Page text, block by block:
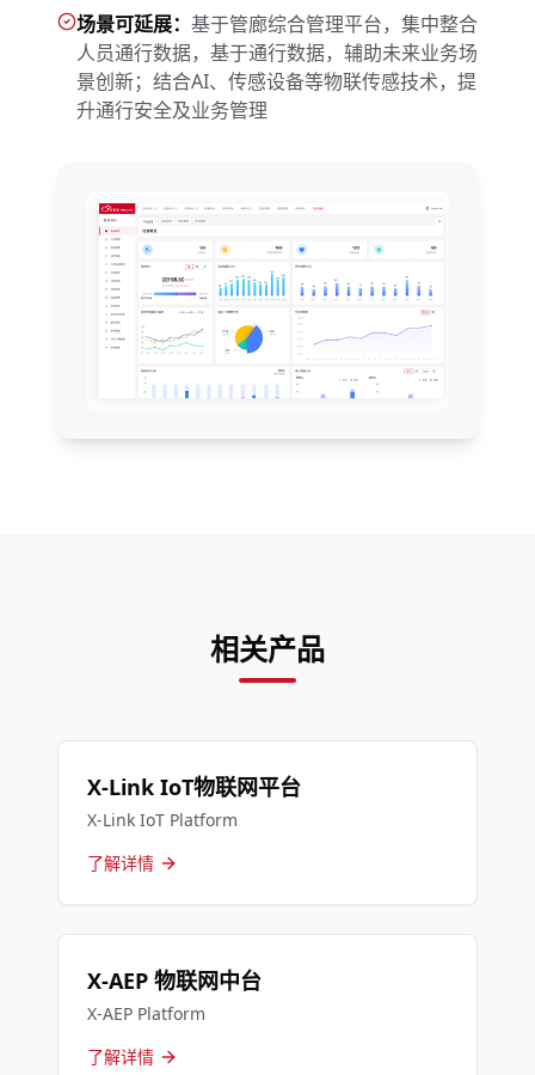
场景可延展： 基于管廊综合管理平台，集中整合
人员通行数据，基于通行数据，辅助未来业务场
景创新；结合AI、传感设备等物联传感技术，提
升通行安全及业务管理
相关产品
X-Link IoT物联网平台
X-Link IoT Platform
了解详情
X-AEP 物联网中台
X-AEP Platform
了解详情